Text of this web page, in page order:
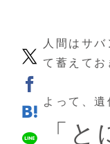
人間はサ
て蓄えて
よって、
「